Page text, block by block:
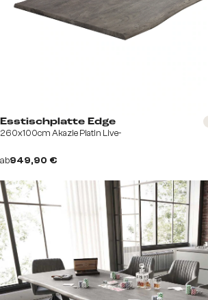
Esstischplatte Edge
260x100cm Akazie Platin Live-
ab949,90 €